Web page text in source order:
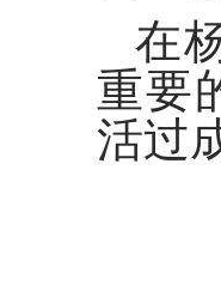
在
重要
活过